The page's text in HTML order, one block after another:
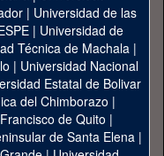
| Universidad de las
| Universidad de
Técnica de Machala|
| Universidad Nacional
Estatal de Bolivar
del Chimborazo |
de Quito |
de Santa Elena|